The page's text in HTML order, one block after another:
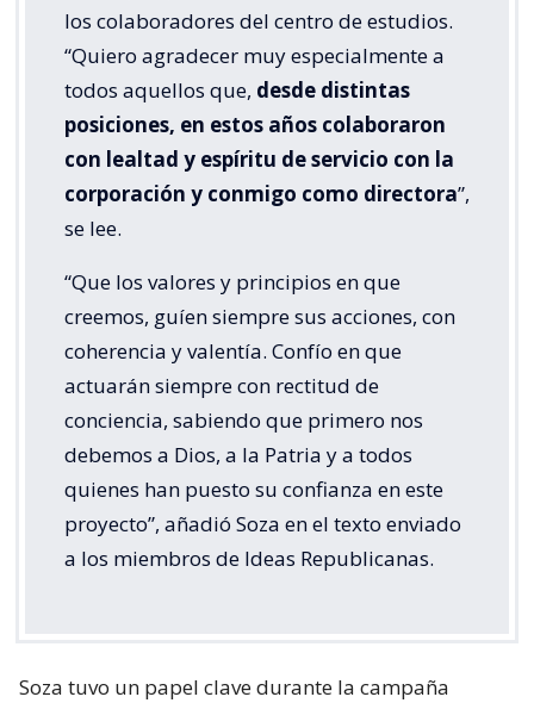
los colaboradores del centro de estudios.
“Quiero agradecer muy especialmente a
todos aquellos que, desde distintas
posiciones, en estos años colaboraron
con lealtad y espíritu de servicio con la
corporación y conmigo como directora”,
se lee.
“Que los valores y principios en que
creemos, guíen siempre sus acciones, con
coherencia y valentía. Confío en que
actuarán siempre con rectitud de
conciencia, sabiendo que primero nos
debemos a Dios, a la Patria y a todos
quienes han puesto su confianza en este
proyecto”, añadió Soza en el texto enviado
a los miembros de Ideas Republicanas.
Soza tuvo un papel clave durante la campaña